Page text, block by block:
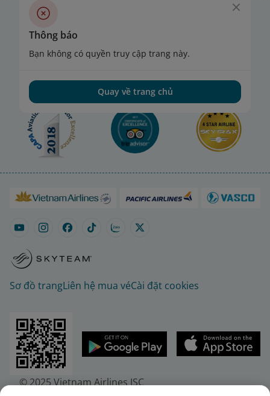
Giải thưởng của Vietnam Airlines
Sơ đồ trangLiên hệ mua véCài đặt cookies
© 2025 Vietnam Airlines JSC
Thông báo
Bạn không có quyền truy cập trang này.
Quay về trang chủ